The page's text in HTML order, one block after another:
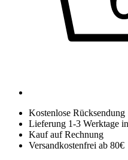
Kostenlose Rücksendung
Lieferung 1-3 Werktage
Kauf auf Rechnung
Versandkostenfrei ab 80€